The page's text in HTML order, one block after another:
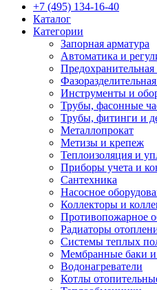
+7 (495) 134-16-40
Каталог
Категории
Запорная арматура
Автоматика и
Инструменты и
Трубы, фасонные
Трубы, фитинги и
Металлопрокат
Метизы и крепеж
Теплоизоляция и
Приборы учета и
Сантехника
Насосное
Коллекторы и
Противопожарное
Радиаторы
Системы теплых
Мембранные баки и
Водонагреватели
Котлы